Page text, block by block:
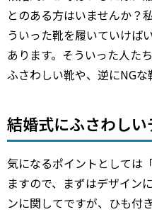
とのある方はいませんか？
ういった靴を履いていけば
あります。そういった人た
ふさわしい靴や、逆にNGな
結婚式にふさわし
気になるポイントとしては
ますので、まずはデザイン
ンに関してですが、ひも付